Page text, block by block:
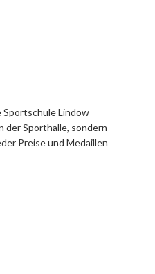
Sportschule Lindow
der Sporthalle, sondern
Preise und Medaillen